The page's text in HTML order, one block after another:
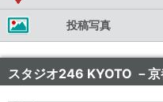
投稿写真
スタジオ246 KYOTO －